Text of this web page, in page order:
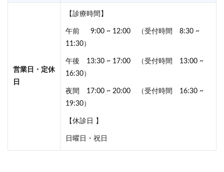
営業日・定休
日
【診療時間】
午前 9:00 ~ 12:00 （受付時間 8:30 ~
11:30）
午後 13:30 ~ 17:00 （受付時間 13:00 ~
16:30）
夜間 17:00 ~ 20:00 （受付時間 16:30 ~
19:30）
【休診日 】
日曜日・祝日